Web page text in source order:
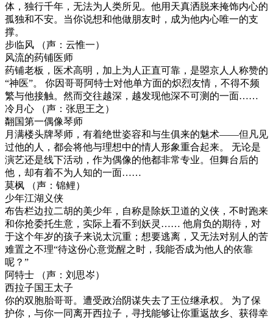
体，独行千年，无法为人类所见。他用天真洒脱来掩饰内心的
孤独和不安。当你说想和他做朋友时，成为他内心唯一的支
撑。
步临风 （声：云惟一）
风流的药铺医师
药铺老板，医术高明，加上为人正直可靠，是曌京人人称赞的
“神医”。 你因哥哥阿特士对他单方面的炽烈友情，不得不频
繁与他接触。然而交往越深，越发现他深不可测的一面……
冷月心 （声：张思王之）
翷国第一偶像琴师
月满楼头牌琴师，有着绝世姿容和与生俱来的魅术——但凡见
过他的人，都会将他与理想中的情人形象重合起来。 无论是
演艺还是线下活动，作为偶像的他都非常专业。但舞台后的
他，却有着不为人知的一面……
莫枫 （声：锦鲤）
少年江湖义侠
布告栏边拉二胡的美少年，自称是除妖卫道的义侠，不时跑来
和你抢委托生意，实际上看不到妖灵…… 他肩负的期待，对
于这个年岁的孩子来说太沉重；想要逃离，又无法对别人的苦
难置之不理“待这份心意觉醒之时，我能否成为他人的依靠
呢？”
阿特士 （声：刘思岑）
西拉子国王太子
你的双胞胎哥哥。遭受政治阴谋失去了王位继承权。 为了保
护你，与你一同离开西拉子，寻找能够让你重返故乡、获得幸